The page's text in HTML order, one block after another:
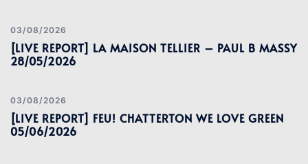
03/08/2026
[LIVE REPORT] LA MAISON TELLIER – PAUL B MASSY
28/05/2026
03/08/2026
[LIVE REPORT] FEU! CHATTERTON WE LOVE GREEN
05/06/2026